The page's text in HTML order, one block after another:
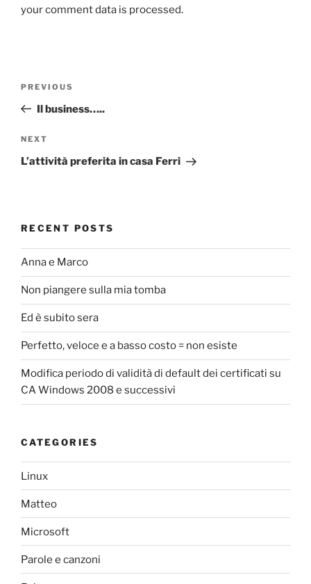
your comment data is processed.
Previous
Post
PREVIOUS
Il business…..
Next
Post
NEXT
L’attività preferita in casa Ferri
RECENT POSTS
Anna e Marco
Non piangere sulla mia tomba
Ed è subito sera
Perfetto, veloce e a basso costo = non esiste
Modifica periodo di validità di default dei certificati su
CA Windows 2008 e successivi
CATEGORIES
Linux
Matteo
Microsoft
Parole e canzoni